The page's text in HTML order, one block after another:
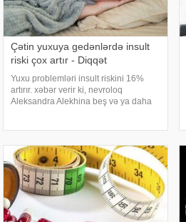
Çətin yuxuya gedənlərdə insult
riski çox artır - Diqqət
Yuxu problemləri insult riskini 16%
artırır. xəbər verir ki, nevroloq
Aleksandra Alekhina beş və ya daha
həyat